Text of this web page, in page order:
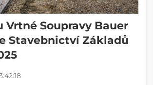
Vrtné Soupravy Bauer
Stavebnictví Základů